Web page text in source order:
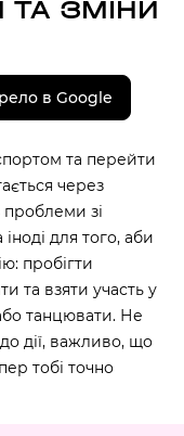
ЗМІНИ
в Google
та перейти
через
проблеми зі
для того, аби
пробігти
та взяти участь у
танцювати. Не
дії, важливо, що
тобі точно